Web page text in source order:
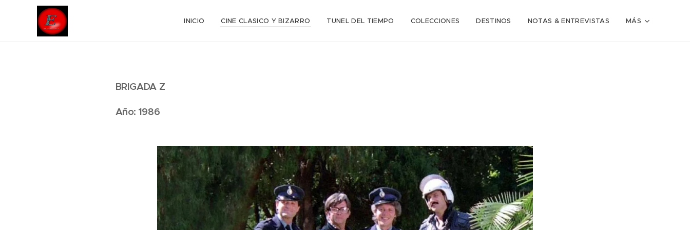
INICIO CINE CLASICO Y BIZARRO TUNEL DEL TIEMPO COLECCIONES DESTINOS NOTAS & ENTREVISTAS MÁS
BRIGADA Z
Año: 1986